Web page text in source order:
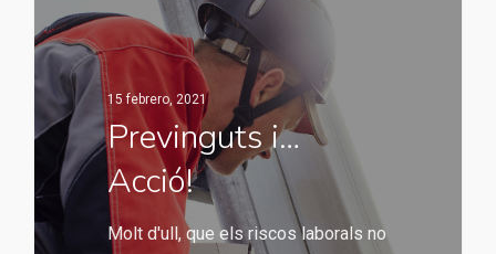
15 febrero, 2021
Previnguts i…
Acció!
Molt d'ull, que els riscos laborals no